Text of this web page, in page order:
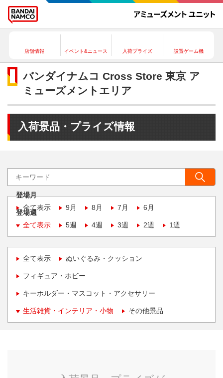
店舗情報 イベント&ニュース 入荷プライズ 設置ゲーム機
バンダイナムコ Cross Store 東京 ア
ミューズメントエリア
入荷景品・プライズ情報
登場月
全て表示
9月 8月 7月 6月
登場週
全て表示
5週 4週 3週 2週 1週
全て表示 ぬいぐるみ・クッション
フィギュア・ホビー
キーホルダー・マスコット・アクセサリー
生活雑貨・インテリア・小物 その他景品